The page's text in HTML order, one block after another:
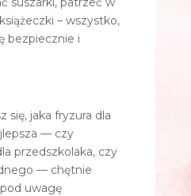
– wszystko,
bezpiecznie i
się, jaka fryzura dla
— czy
przedszkolaka, czy
— chętnie
uwagę